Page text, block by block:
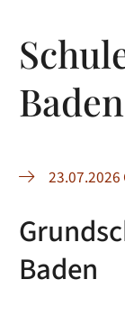
Baden
Baden